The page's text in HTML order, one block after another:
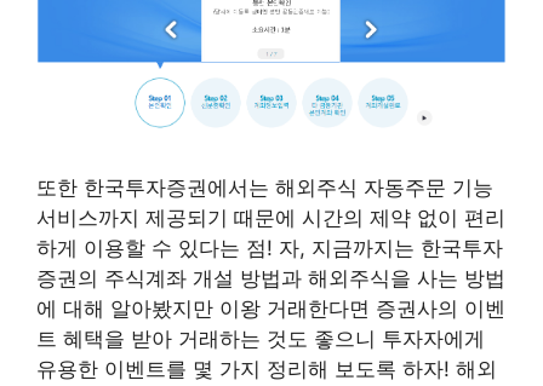
또한 한국투자증권에서는 해외주식 자동주문 기능
서비스까지 제공되기 때문에 시간의 제약 없이 편리
하게 이용할 수 있다는 점! 자, 지금까지는 한국투자
증권의 주식계좌 개설 방법과 해외주식을 사는 방법
에 대해 알아봤지만 이왕 거래한다면 증권사의 이벤
트 혜택을 받아 거래하는 것도 좋으니 투자자에게
유용한 이벤트를 몇 가지 정리해 보도록 하자! 해외